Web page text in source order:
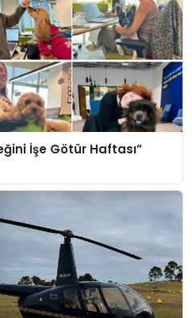
İşe Götür Haftası”